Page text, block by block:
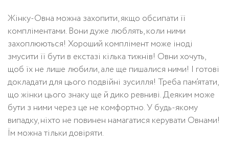
Жінку-Овна можна захопити, якщо обсипати її
компліментами. Вони дуже люблять, коли ними
захоплюються! Хороший комплімент може іноді
змусити її бути в екстазі кілька тижнів! Овни хочуть,
щоб їх не лише любили, але ще пишалися ними! І готові
докладати для цього подвійні зусилля! Треба пам’ятати,
що жінки цього знаку ще й дико ревниві. Деяким може
бути з ними через це не комфортно. У будь-якому
випадку, ніхто не повинен намагатися керувати Овнами!
Їм можна тільки довіряти.